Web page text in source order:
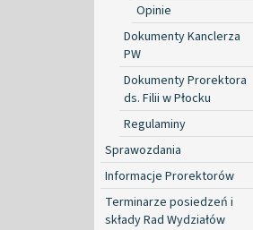
Opinie
Dokumenty Kanclerza
PW
Dokumenty Prorektora
ds. Filii w Płocku
Regulaminy
Sprawozdania
Informacje Prorektorów
Terminarze posiedzeń i
składy Rad Wydziałów